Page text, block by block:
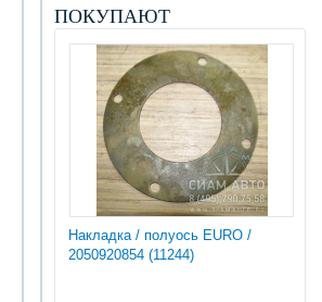
ПОКУПАЮТ
Накладка / полуось EURO /
2050920854 (11244)